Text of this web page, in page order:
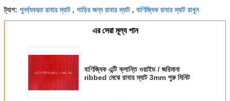
16
1.5 ±
18
ট্যাগ: পুনর্ব্যবহৃত রাবার ম্যাট, গাড়ির জন্য রাবার ম্যাট, বাণিজ্যিক রাবার ম্যাট রাখুন
এর সেরা মূল্য পান
বাণিজ্যিক এন্টি ক্লান্তি ওয়াইড / জরিমানা
ribbed মেঝে রাবার ম্যাট 3mm পুরু মিনিট